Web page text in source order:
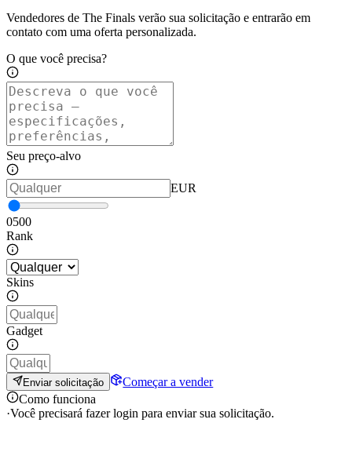
Vendedores de The Finals verão sua solicitação e entrarão em
contato com uma oferta personalizada.
O que você precisa?
Seu preço-alvo
EUR
0500
Rank
Skins
Gadget
Enviar solicitação
Começar a vender
Como funciona
·Você precisará fazer login para enviar sua solicitação.